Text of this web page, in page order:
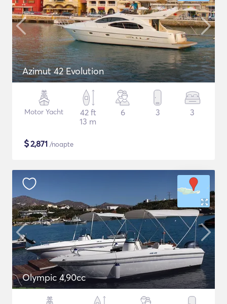
Azimut 42 Evolution
Motor Yacht
42 ft
13 m
6 3 3
$2,871 /noapte
Olympic 4,90cc